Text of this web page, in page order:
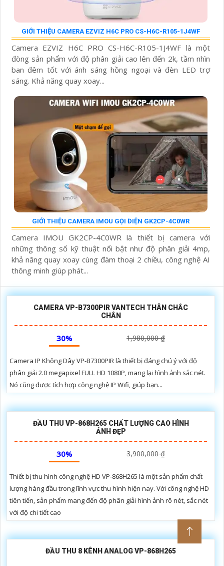
GIỚI THIỆU CAMERA EZVIZ H6C PRO CS-H6C-R105-1J4WF
Camera EZVIZ H6C PRO CS-H6C-R105-1J4WF là một
đòng sản phẩm với độ phân giải cao lên đến 2k, tầm nhìn
ban đêm tốt với ánh sáng hồng ngoại và đèn LED trợ
sáng. Khả năng quay xoay...
GIỚI THIỆU CAMERA IMOU GỌI ĐIỆN GK2CP-4C0WR
Camera IMOU GK2CP-4C0WR là thiết bị camera với
những thông số kỹ thuật nổi bật như độ phân giải 4mp,
khả năng quay xoay cùng đàm thoại 2 chiều, công nghệ AI
thông minh giúp phát...
CAMERA VP-B7300PIR VANTECH THÂN CHẮC
CHẮN
30% 1,980,000 ₫
Camera IP Không Dây VP-B7300PIR là thiết bị đáng chú ý với độ
phân giải 2.0 megapixel FULL HD 1080P, mang lại hình ảnh sắc nét.
Nó cũng được tích hợp công nghệ IP Wifi, giúp bạn...
ĐẦU THU VP-868H265 CHẤT LƯỢNG CAO HÌNH
ẢNH ĐẸP
30% 3,900,000 ₫
Thiết bị thu hình công nghệ HD VP-868H265 là một sản phẩm chất
lượng hàng đầu trong lĩnh vực thu hình hiện nay. Với công nghệ HD
tiên tiến, sản phẩm mang đến độ phân giải hình ảnh rõ nét, sắc nét
với độ chi tiết cao
ĐẦU THU 8 KÊNH ANALOG VP-868H265